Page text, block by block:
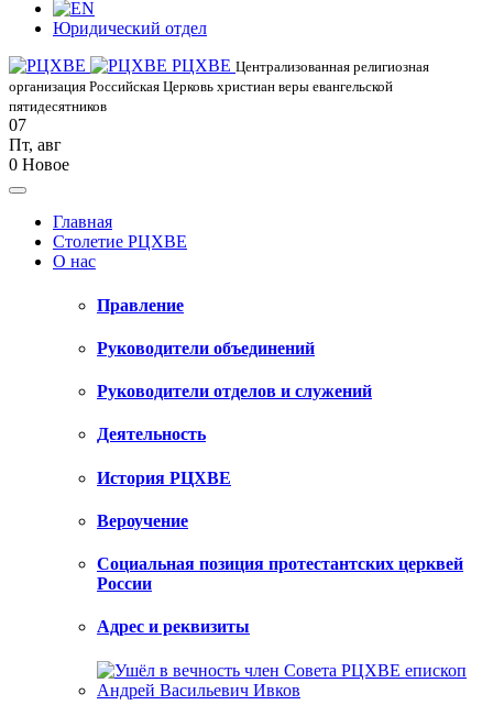
Юридический отдел
РЦХВЕ Централизованная религиозная
организация Российская Церковь христиан веры евангельской
пятидесятников
07
Пт, авг
0 Новое
Главная
Столетие РЦХВЕ
О нас
Правление
Руководители объединений
Руководители отделов и служений
Деятельность
История РЦХВЕ
Вероучение
Социальная позиция протестантских церквей
России
Адрес и реквизиты